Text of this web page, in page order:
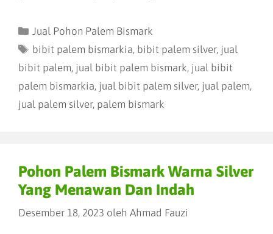
Jual Pohon Palem Bismark
bibit palem bismarkia, bibit palem silver, jual
bibit palem, jual bibit palem bismark, jual bibit
palem bismarkia, jual bibit palem silver, jual palem,
jual palem silver, palem bismark
Pohon Palem Bismark Warna Silver
Yang Menawan Dan Indah
Desember 18, 2023 oleh Ahmad Fauzi